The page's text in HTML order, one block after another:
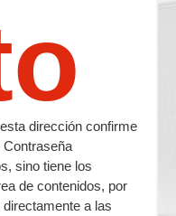
dirección confirme
sino tiene los
de contenidos, por
a las